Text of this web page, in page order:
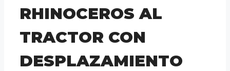
RHINOCEROS AL
TRACTOR CON
DESPLAZAMIENTO